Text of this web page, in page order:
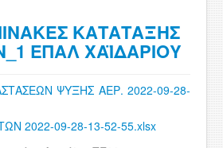
ΚΑΤΑΤΑΞΗΣ
ΕΠΑΛ ΧΑΪΔΑΡΙΟΥ
ΨΥΞΗΣ ΑΕΡ. 2022-09-28-
2022-09-28-13-52-55.xlsx